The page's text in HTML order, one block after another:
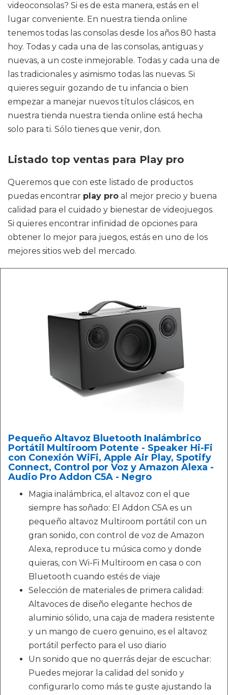
videoconsolas? Si es de esta manera, estás en el
lugar conveniente. En nuestra tienda online
tenemos todas las consolas desde los años 80 hasta
hoy. Todas y cada una de las consolas, antiguas y
nuevas, a un coste inmejorable. Todas y cada una de
las tradicionales y asimismo todas las nuevas. Si
quieres seguir gozando de tu infancia o bien
empezar a manejar nuevos títulos clásicos, en
nuestra tienda nuestra tienda online está hecha
solo para ti. Sólo tienes que venir, don.
Listado top ventas para Play pro
Queremos que con este listado de productos
puedas encontrar play pro al mejor precio y buena
calidad para el cuidado y bienestar de videojuegos.
Si quieres encontrar infinidad de opciones para
obtener lo mejor para juegos, estás en uno de los
mejores sitios web del mercado.
Pequeño Altavoz Bluetooth Inalámbrico
Portátil Multiroom Potente - Speaker Hi-Fi
con Conexión WiFi, Apple Air Play, Spotify
Connect, Control por Voz y Amazon Alexa -
Audio Pro Addon C5A - Negro
Magia inalámbrica, el altavoz con el que
siempre has soñado: El Addon C5A es un
pequeño altavoz Multiroom portátil con un
gran sonido, con control de voz de Amazon
Alexa, reproduce tu música como y donde
quieras, con Wi-Fi Multiroom en casa o con
Bluetooth cuando estés de viaje
Selección de materiales de primera calidad:
Altavoces de diseño elegante hechos de
aluminio sólido, una caja de madera resistente
y un mango de cuero genuino, es el altavoz
portátil perfecto para el uso diario
Un sonido que no querrás dejar de escuchar:
Puedes mejorar la calidad del sonido y
configurarlo como más te guste ajustando la